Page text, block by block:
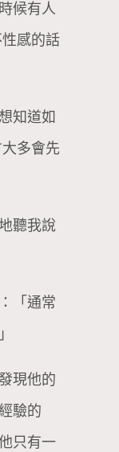
候有人
感的話
知道如
多會先
聽我說
「通常
現他的
驗的
只有一